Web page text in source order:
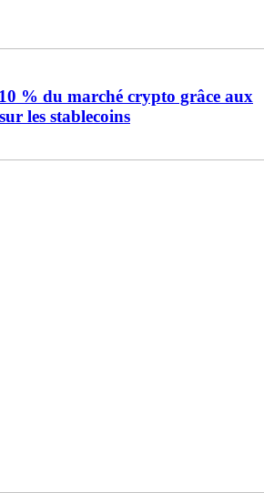
% du marché crypto grâce aux
les stablecoins